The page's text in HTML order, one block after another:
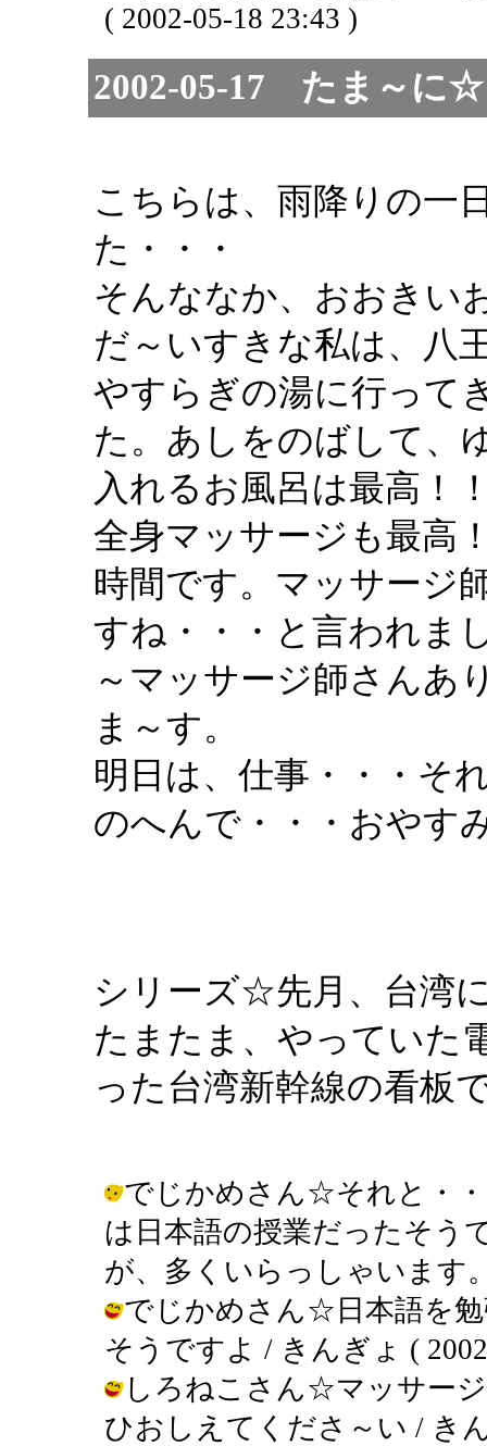
( 2002-05-18 23:43 )
2002-05-17 たま～に
こちらは、雨降りの一
た・・・
そんななか、おおきい
だ～いすきな私は、八
やすらぎの湯に行って
た。あしをのばして、
入れるお風呂は最高！
全身マッサージも最高
時間です。マッサージ
すね・・・と言われま
～マッサージ師さんあ
ま～す。
明日は、仕事・・・そ
のへんで・・・おやす
シリーズ☆先月、台湾
たまたま、やっていた
った台湾新幹線の看板
でじかめさん☆それと・
は日本語の授業だったそう
が、多くいらっしゃいます
でじかめさん☆日本語を
そうですよ / きんぎょ (
しろねこさん☆マッサー
ひおしえてくださ～い / き